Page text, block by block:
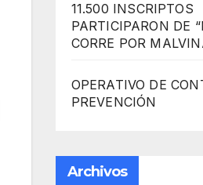
11.500 INSCRIPTOS
PARTICIPARON DE
CORRE POR
OPERATIVO DE
PREVENCIÓN
Archivos